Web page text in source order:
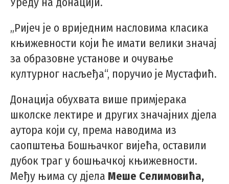
„Ријеч је о вриједним насловима класика
књижевности који ће имати велики значај
за образовне установе и очување
културног насљеђа“, поручио је Мустафић.
Донација обухвата више примјерака
школске лектире и других значајних дјела
аутора који су, према наводима из
саопштења Бошњачког вијећа, оставили
дубок траг у бошњачкој књижевности.
Међу њима су дјела Меше Селимовића,